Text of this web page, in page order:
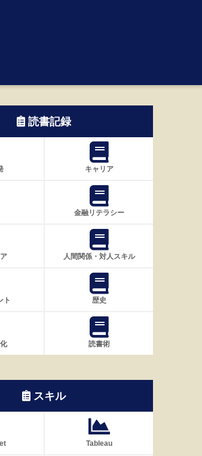
読書記録
キャリア
金融リテラシー
人間関係・対人スキル
ト 歴史
読書術
スキル
Tableau